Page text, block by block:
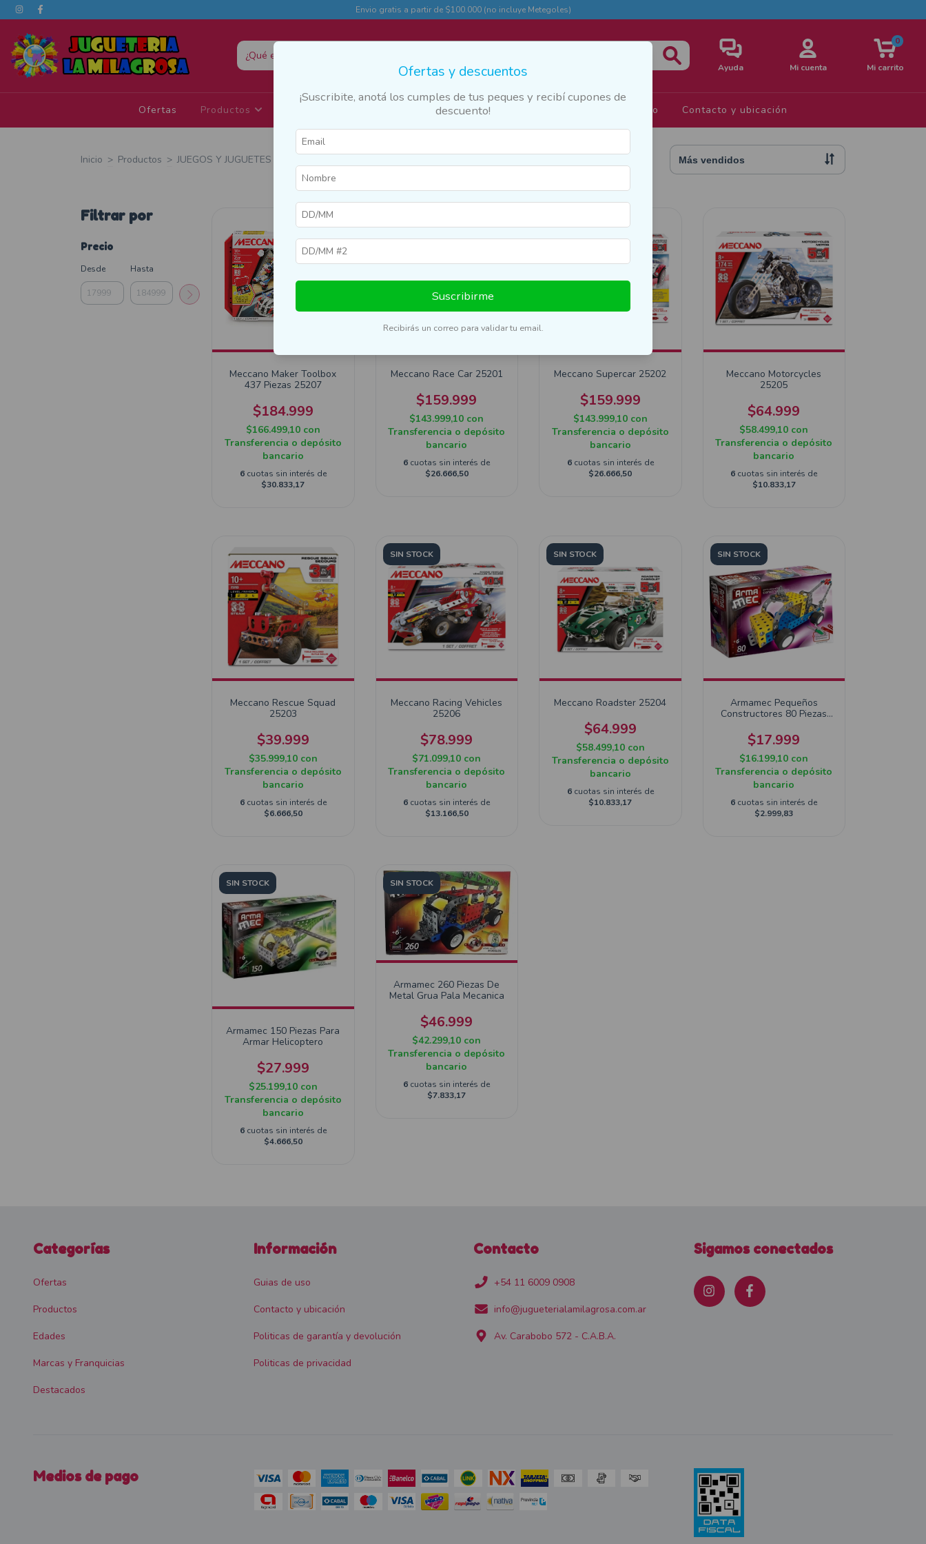
Envio gratis a partir de $100.000 (no incluye Metegoles)
Ayuda Mi cuenta Mi carrito
0
Ofertas Productos Marcas y franquicias Guias de Uso Contacto y ubicación
Inicio > Productos > JUEGOS Y JUGUETES
Filtrar por
Precio
Desde Hasta
Meccano Maker Toolbox
437 Piezas 25207
$184.999
$166.499,10 con
Transferencia o depósito
bancario
6 cuotas sin interés de
$30.833,17
Meccano Race Car 25201
$159.999
$143.999,10 con
Transferencia o depósito
bancario
6 cuotas sin interés de
$26.666,50
Meccano Supercar 25202
$159.999
$143.999,10 con
Transferencia o depósito
bancario
6 cuotas sin interés de
$26.666,50
Meccano Motorcycles
25205
$64.999
$58.499,10 con
Transferencia o depósito
bancario
6 cuotas sin interés de
$10.833,17
Meccano Rescue Squad
25203
$39.999
$35.999,10 con
Transferencia o depósito
bancario
6 cuotas sin interés de
$6.666,50
SIN STOCK
Meccano Racing Vehicles
25206
$78.999
$71.099,10 con
Transferencia o depósito
bancario
6 cuotas sin interés de
$13.166,50
SIN STOCK
Meccano Roadster 25204
$64.999
$58.499,10 con
Transferencia o depósito
bancario
6 cuotas sin interés de
$10.833,17
SIN STOCK
Armamec Pequeños
Constructores 80 Piezas
$17.999
$16.199,10 con
Transferencia o depósito
bancario
6 cuotas sin interés de
$2.999,83
SIN STOCK
Armamec 150 Piezas Para
Armar Helicoptero
$27.999
$25.199,10 con
Transferencia o depósito
bancario
6 cuotas sin interés de
$4.666,50
SIN STOCK
Armamec 260 Piezas De
Metal Grua Pala Mecanica
$46.999
$42.299,10 con
Transferencia o depósito
bancario
6 cuotas sin interés de
$7.833,17
Categorías
Ofertas
Productos
Edades
Marcas y Franquicias
Destacados
Información
Guias de uso
Contacto y ubicación
Politicas de garantía y devolución
Politicas de privacidad
Contacto
+54 11 6009 0908
info@jugueterialamilagrosa.com.ar
Av. Carabobo 572 - C.A.B.A.
Sigamos conectados
Medios de pago
Ofertas y descuentos
¡Suscribite, anotá los cumples de tus peques y recibí cupones de
descuento!
Suscribirme
Recibirás un correo para validar tu email.